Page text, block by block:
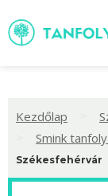
Kezdőlap
Smink
Székesfehérvár